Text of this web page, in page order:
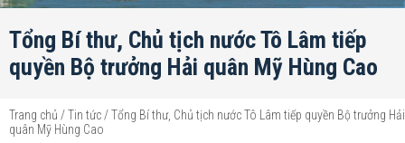
Tổng Bí thư, Chủ tịch nước Tô Lâm tiếp
quyền Bộ trưởng Hải quân Mỹ Hùng Cao
Trang chủ /Tin tức /Tổng Bí thư, Chủ tịch nước Tô Lâm tiếp quyền Bộ trưởng Hải
quân Mỹ Hùng Cao